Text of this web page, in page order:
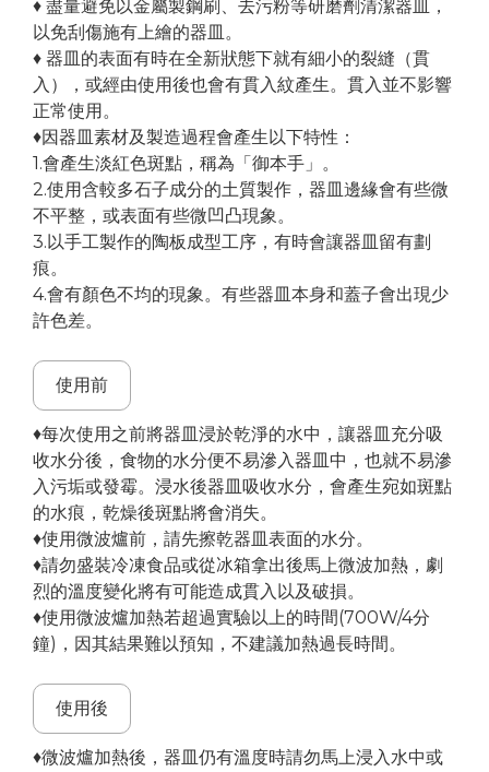
♦ 盡量避免以金屬製鋼刷、去污粉等研磨劑清潔器皿，
以免刮傷施有上繪的器皿。
♦ 器皿的表面有時在全新狀態下就有細小的裂縫（貫
入），或經由使用後也會有貫入紋產生。貫入並不影響
正常使用。
♦因器皿素材及製造過程會產生以下特性：
1.會產生淡紅色斑點，稱為「御本手」。
2.使用含較多石子成分的土質製作，器皿邊緣會有些微
不平整，或表面有些微凹凸現象。
3.以手工製作的陶板成型工序，有時會讓器皿留有劃
痕。
4.會有顏色不均的現象。有些器皿本身和蓋子會出現少
許色差。
使用前
♦每次使用之前將器皿浸於乾淨的水中，讓器皿充分吸
收水分後，食物的水分便不易滲入器皿中，也就不易滲
入污垢或發霉。浸水後器皿吸收水分，會產生宛如斑點
的水痕，乾燥後斑點將會消失。
♦使用微波爐前，請先擦乾器皿表面的水分。
♦請勿盛裝冷凍食品或從冰箱拿出後馬上微波加熱，劇
烈的溫度變化將有可能造成貫入以及破損。
♦使用微波爐加熱若超過實驗以上的時間(700W/4分
鐘)，因其結果難以預知，不建議加熱過長時間。
使用後
♦微波爐加熱後，器皿仍有溫度時請勿馬上浸入水中或